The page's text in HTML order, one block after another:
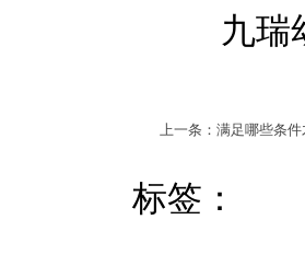
九瑞幼
上一条：满足哪些条
标签：